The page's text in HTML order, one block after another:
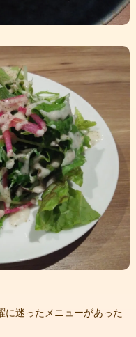
に迷ったメニューがあった